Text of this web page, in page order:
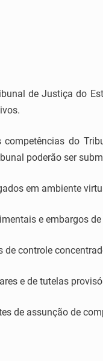
de Justiça do
competências do
poderão ser
em ambiente
e embargos
de controle
e de tutelas
de assunção de